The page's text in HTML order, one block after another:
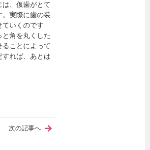
、仮歯がとて
実際に歯の装
いくのです
角を丸くした
ことによって
れば、あとは
次の記事へ